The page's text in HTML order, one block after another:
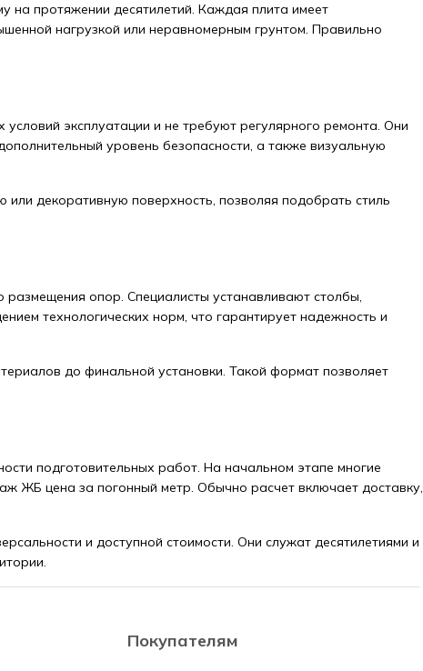
протяжении десятилетий. Каждая плита имеет
нагрузкой или неравномерным грунтом. Правильно
эксплуатации и не требуют регулярного ремонта. Они
уровень безопасности, а также визуальную
декоративную поверхность, позволяя подобрать стиль
опор. Специалисты устанавливают столбы,
технологических норм, что гарантирует надежность и
до финальной установки. Такой формат позволяет
подготовительных работ. На начальном этапе многие
ЖБ цена за погонный метр. Обычно расчет включает доставку,
и доступной стоимости. Они служат десятилетиями и
Покупателям